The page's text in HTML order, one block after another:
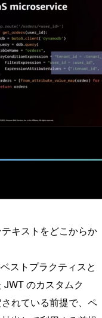
キストをどこからか
ストプラクティスと
のカスタムク
れている前提で、ペ